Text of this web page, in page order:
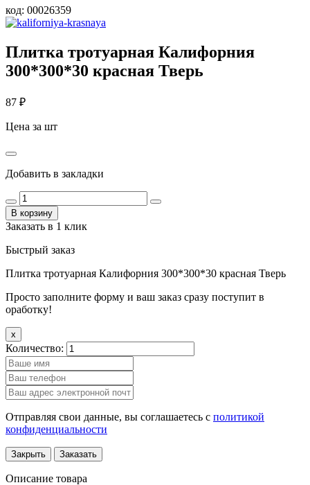
код: 00026359
Плитка тротуарная Калифорния
300*300*30 красная Тверь
87 ₽
Цена за шт
Добавить в закладки
В корзину
Заказать в 1 клик
Быстрый заказ
Плитка тротуарная Калифорния 300*300*30 красная Тверь
Просто заполните форму и ваш заказ сразу поступит в
оработку!
x
Количество:
Отправляя свои данные, вы соглашаетесь с политикой
конфиденциальности
Закрыть Заказать
Описание товара